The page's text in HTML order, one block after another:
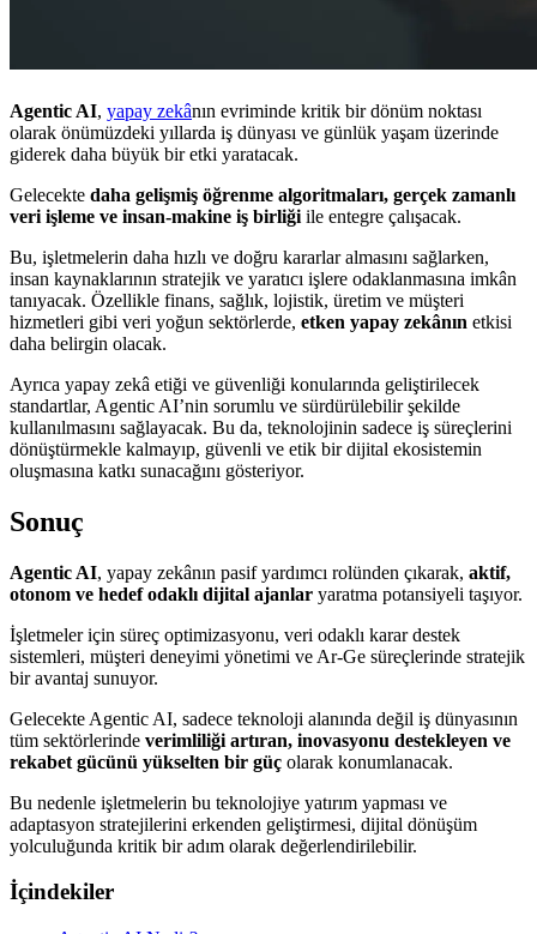
Agentic AI, yapay zekânın evriminde kritik bir dönüm noktası
olarak önümüzdeki yıllarda iş dünyası ve günlük yaşam üzerinde
giderek daha büyük bir etki yaratacak.
Gelecekte daha gelişmiş öğrenme algoritmaları, gerçek zamanlı
veri işleme ve insan-makine iş birliği ile entegre çalışacak.
Bu, işletmelerin daha hızlı ve doğru kararlar almasını sağlarken,
insan kaynaklarının stratejik ve yaratıcı işlere odaklanmasına imkân
tanıyacak. Özellikle finans, sağlık, lojistik, üretim ve müşteri
hizmetleri gibi veri yoğun sektörlerde, etken yapay zekânın etkisi
daha belirgin olacak.
Ayrıca yapay zekâ etiği ve güvenliği konularında geliştirilecek
standartlar, Agentic AI’nin sorumlu ve sürdürülebilir şekilde
kullanılmasını sağlayacak. Bu da, teknolojinin sadece iş süreçlerini
dönüştürmekle kalmayıp, güvenli ve etik bir dijital ekosistemin
oluşmasına katkı sunacağını gösteriyor.
Sonuç
Agentic AI, yapay zekânın pasif yardımcı rolünden çıkarak, aktif,
otonom ve hedef odaklı dijital ajanlar yaratma potansiyeli taşıyor.
İşletmeler için süreç optimizasyonu, veri odaklı karar destek
sistemleri, müşteri deneyimi yönetimi ve Ar-Ge süreçlerinde stratejik
bir avantaj sunuyor.
Gelecekte Agentic AI, sadece teknoloji alanında değil iş dünyasının
tüm sektörlerinde verimliliği artıran, inovasyonu destekleyen ve
rekabet gücünü yükselten bir güç olarak konumlanacak.
Bu nedenle işletmelerin bu teknolojiye yatırım yapması ve
adaptasyon stratejilerini erkenden geliştirmesi, dijital dönüşüm
yolculuğunda kritik bir adım olarak değerlendirilebilir.
İçindekiler